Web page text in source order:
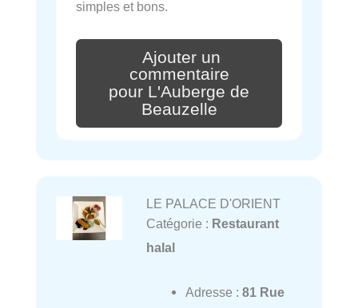
simples et bons.
Ajouter un
commentaire
pour L'Auberge de
Beauzelle
LE PALACE D'ORIENT
Catégorie : Restaurant
halal
Adresse : 81 Rue